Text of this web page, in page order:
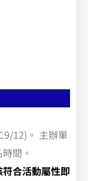
9/12)。 主辦單
間。
合活動屬性即